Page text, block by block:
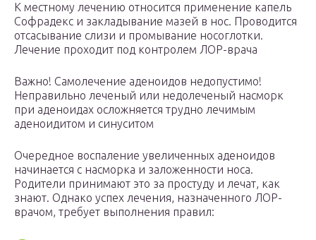
К местному лечению относится применение капель
Софрадекс и закладывание мазей в нос. Проводится
отсасывание слизи и промывание носоглотки.
Лечение проходит под контролем ЛОР-врача
Важно! Самолечение аденоидов недопустимо!
Неправильно леченый или недолеченый насморк
при аденоидах осложняется трудно лечимым
аденоидитом и синуситом
Очередное воспаление увеличенных аденоидов
начинается с насморка и заложенности носа.
Родители принимают это за простуду и лечат, как
знают. Однако успех лечения, назначенного ЛОР-
врачом, требует выполнения правил: